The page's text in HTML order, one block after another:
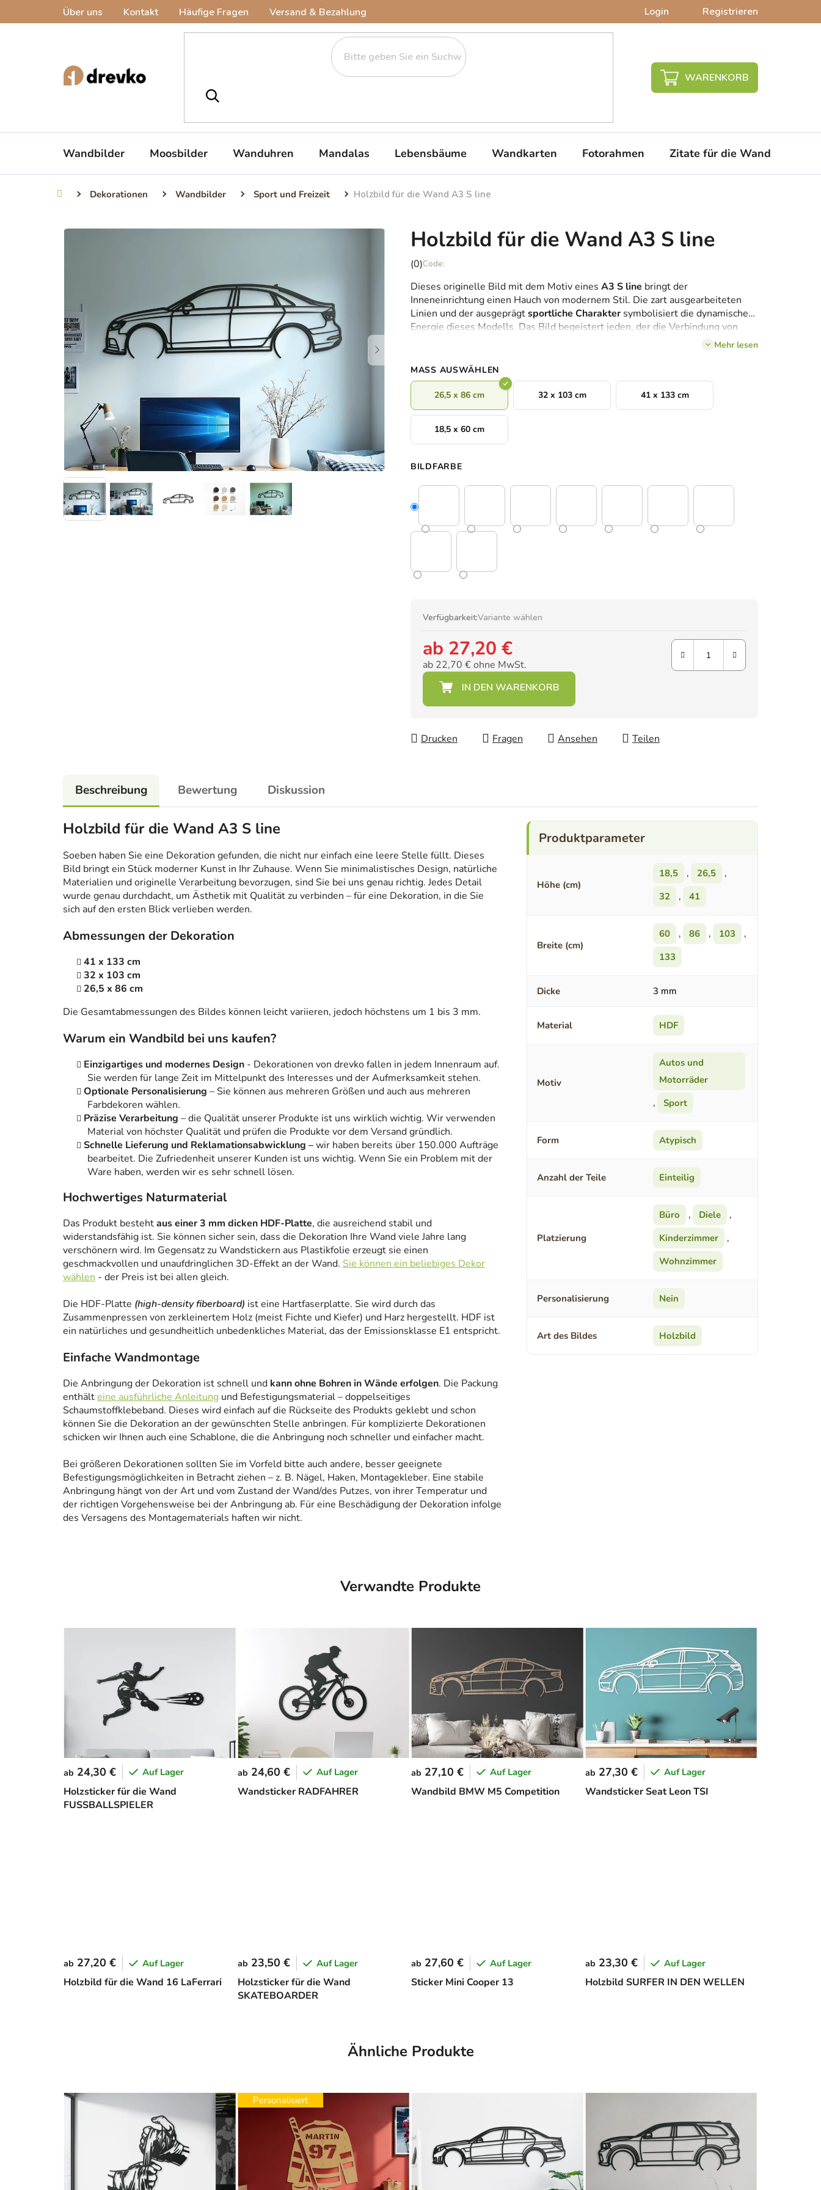
Über uns Kontakt Häufige Fragen Versand & Bezahlung Login Registrieren
WARENKORB
Wandbilder Moosbilder Wanduhren Mandalas Lebensbäume Wandkarten Fotorahmen Zitate für die Wand
StartseiteDekorationen Wandbilder Sport und Freizeit Holzbild für die Wand A3 S line
Holzbild für die Wand A3 S line
Die
Produktbewertung
ist
0,0
von
(0)
Dieses originelle Bild mit dem Motiv eines A3 S line bringt der
Inneneinrichtung einen Hauch von modernem Stil. Die zart ausgearbeiteten
Linien und der ausgeprägtsportliche Charakter symbolisiert die dynamische
Energie dieses Modells. Das Bild begeistert jeden, der die Verbindung von
Mehr lesen
MASS AUSWÄHLEN
26,5 x 86 cm 32 x 103 cm 41 x 133 cm
18,5 x 60 cm
BILDFARBE
Verfügbarkeit:Variante wählen
ab 27,20 €
ab 22,70 €ohne MwSt.
Verkaufspreis:
Drucken Fragen Ansehen Teilen
Beschreibung Bewertung Diskussion
Holzbild für die Wand A3 S line
Soeben haben Sie eine Dekoration gefunden, die nicht nur einfach eine leere Stelle füllt. Dieses
Bild bringt ein Stück moderner Kunst in Ihr Zuhause. Wenn Sie minimalistisches Design, natürliche
Materialien und originelle Verarbeitung bevorzugen, sind Sie bei uns genau richtig. Jedes Detail
wurde genau durchdacht, um Ästhetik mit Qualität zu verbinden – für eine Dekoration, in die Sie
sich auf den ersten Blick verlieben werden.
Abmessungen der Dekoration
41 x 133 cm
32 x 103 cm
26,5 x 86 cm
Die Gesamtabmessungen des Bildes können leicht variieren, jedoch höchstens um 1 bis 3 mm.
Warum ein Wandbild bei uns kaufen?
Einzigartiges und modernes Design - Dekorationen von drevko fallen in jedem Innenraum auf.
Sie werden für lange Zeit im Mittelpunkt des Interesses und der Aufmerksamkeit stehen.
Optionale Personalisierung – Sie können aus mehreren Größen und auch aus mehreren
Farbdekoren wählen.
Präzise Verarbeitung – die Qualität unserer Produkte ist uns wirklich wichtig. Wir verwenden
Material von höchster Qualität und prüfen die Produkte vor dem Versand gründlich.
Schnelle Lieferung und Reklamationsabwicklung –wir haben bereits über 150.000 Aufträge
bearbeitet. Die Zufriedenheit unserer Kunden ist uns wichtig. Wenn Sie ein Problem mit der
Ware haben, werden wir es sehr schnell lösen.
Hochwertiges Naturmaterial
Das Produkt bestehtaus einer 3 mm dicken HDF-Platte, die ausreichend stabil und
widerstandsfähig ist. Sie können sicher sein, dass die Dekoration Ihre Wand viele Jahre lang
verschönern wird. Im Gegensatz zu Wandstickern aus Plastikfolie erzeugt sie einen
geschmackvollen und unaufdringlichen 3D-Effekt an der Wand. Sie können ein beliebiges Dekor
wählen - der Preis ist bei allen gleich.
Die HDF-Platte (high-density fiberboard) ist eine Hartfaserplatte. Sie wird durch das
Zusammenpressen von zerkleinertem Holz (meist Fichte und Kiefer) und Harz hergestellt. HDF ist
ein natürliches und gesundheitlich unbedenkliches Material, das der Emissionsklasse E1 entspricht.
Einfache Wandmontage
Die Anbringung der Dekoration ist schnell und kann ohne Bohren in Wände erfolgen. Die Packung
enthälteine ausführliche Anleitung und Befestigungsmaterial – doppelseitiges
Schaumstoffklebeband. Dieses wird einfach auf die Rückseite des Produkts geklebt und schon
können Sie die Dekoration an der gewünschten Stelle anbringen. Für komplizierte Dekorationen
schicken wir Ihnen auch eine Schablone, die die Anbringung noch schneller und einfacher macht.
Bei größeren Dekorationen sollten Sie im Vorfeld bitte auch andere, besser geeignete
Befestigungsmöglichkeiten in Betracht ziehen – z. B. Nägel, Haken, Montagekleber. Eine stabile
Anbringung hängt von der Art und vom Zustand der Wand/des Putzes, von ihrer Temperatur und
der richtigen Vorgehensweise bei der Anbringung ab. Für eine Beschädigung der Dekoration infolge
des Versagens des Montagematerials haften wir nicht.
Höhe (cm)
18,5 , 26,5
,
32
, 41
Breite (cm)
60 , 86 , 103
,
133
Dicke 3 mm
Material HDF
Motiv
Autos und
Motorräder
,
Sport
Form Atypisch
Anzahl der Teile Einteilig
Platzierung
Büro , Diele
,
Kinderzimmer
,
Wohnzimmer
Personalisierung Nein
Art des Bildes Holzbild
Verwandte Produkte
Holzsticker für die Wand
FUSSBALLSPIELER
ab 24,30 € Auf Lager
Wandsticker RADFAHRER
ab 24,60 € Auf Lager
Wandbild BMW M5 Competition
ab 27,10 € Auf Lager
Wandsticker Seat Leon TSI
ab 27,30 € Auf Lager
Holzbild für die Wand 16 LaFerrari
ab 27,20 € Auf Lager
Holzsticker für die Wand
SKATEBOARDER
ab 23,50 € Auf Lager
Sticker Mini Cooper 13
ab 27,60 € Auf Lager
Holzbild SURFER IN DEN WELLEN
ab 23,30 € Auf Lager
Ähnliche Produkte
Personalisiert